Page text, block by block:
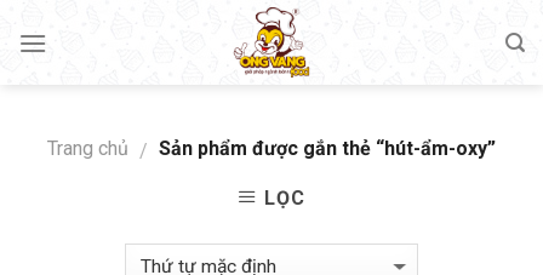
Trang chủ / Sản phẩm được gắn thẻ “hút-ẩm-oxy”
LỌC